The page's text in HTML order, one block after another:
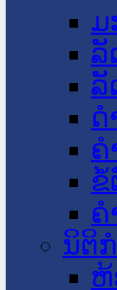
ມ
ລັ
ລັ
ດໍ
ຄໍ
ຂໍ້
ຄໍ
ນິຕິ
ຫ້